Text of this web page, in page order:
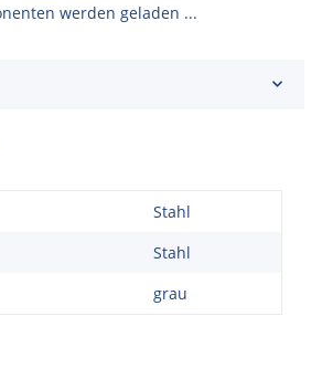
werden geladen ...
Stahl
Stahl
grau